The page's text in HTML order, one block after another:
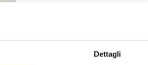
Dettagli